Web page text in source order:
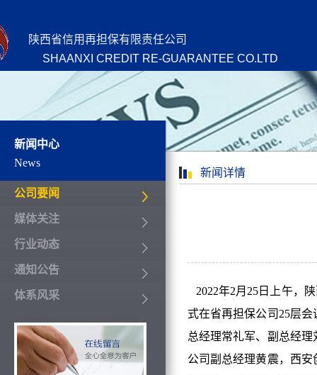
陕西省信用再担保有限责任公司
SHAANXI CREDIT RE-GUARANTEE CO.LTD
新闻中心
News
公司要闻
媒体关注
行业动态
通知公告
体系风采
新闻详情
2022年2月25日上午，
式在省再担保公司25层
总经理常礼军、副总经
公司副总经理黄震，西